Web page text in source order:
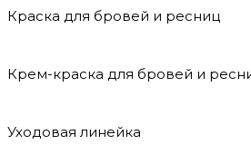
Краска для бровей и ресниц
Крем-краска для бровей и
Уходовая линейка